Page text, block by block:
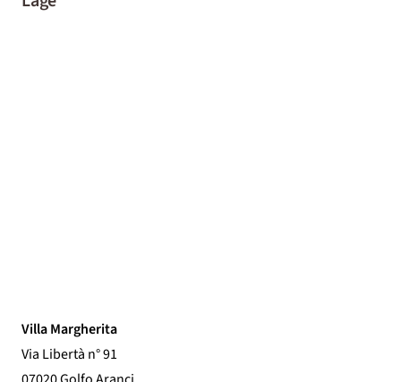
Villa Margherita
Via Libertà n° 91